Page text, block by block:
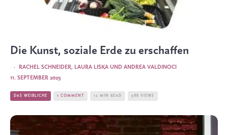
Die Kunst, soziale Erde zu erschaffen
RACHEL SCHNEIDER, LAURA LISKA UND ANDREA VALDINOCI
·
11. SEPTEMBER 2025
DAS WEIBLICHE 1 COMMENT 12 MIN READ 588 VIEWS